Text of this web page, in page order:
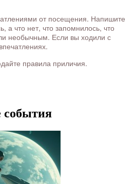
от посещения. Напишите
а что нет, что запомнилось, что
необычным. Если вы ходили с
правила приличия.
события